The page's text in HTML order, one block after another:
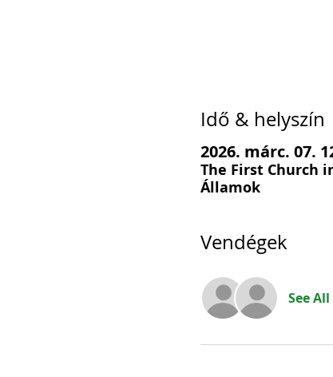
Idő & helyszín
2026. márc. 07.
The First Church
Államok
Vendégek
See All